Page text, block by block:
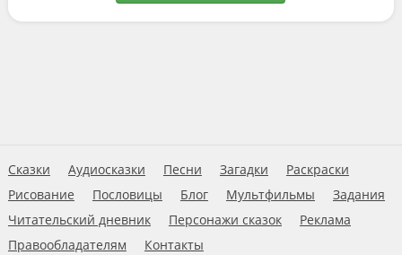
Сказки Аудиосказки Песни Загадки
Раскраски
Рисование
Пословицы Блог Мультфильмы
Задания
Читательский дневник
Персонажи сказок
Реклама
Правообладателям
Контакты